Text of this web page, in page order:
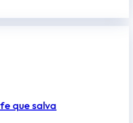
que salva